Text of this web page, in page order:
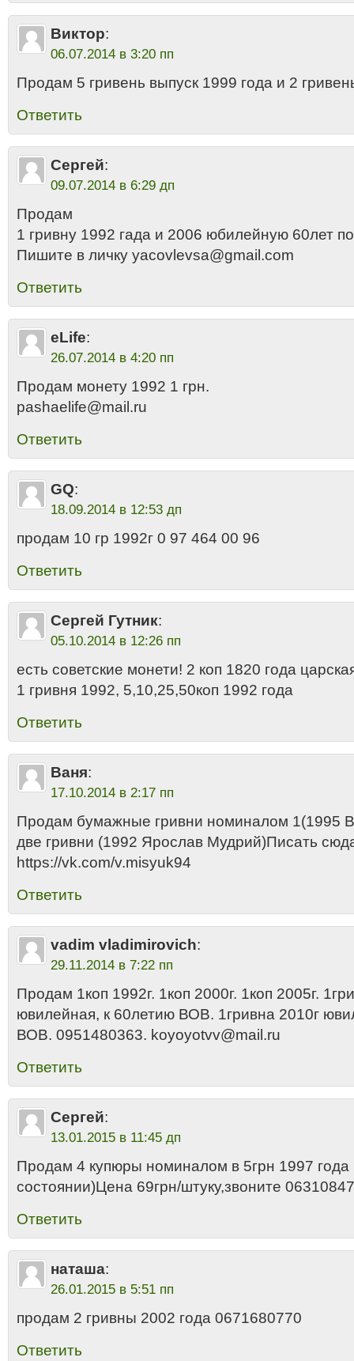
Виктор:
06.07.2014 в 3:20 пп
Продам 5 гривень выпуск 1999 года и 2
Ответить
Сергей:
09.07.2014 в 6:29 дп
Продам
1 гривну 1992 гада и 2006 юбилейную 60лет
Пишите в личку yacovlevsa@gmail.com
Ответить
eLife:
26.07.2014 в 4:20 пп
Продам монету 1992 1 грн.
pashaelife@mail.ru
Ответить
GQ:
18.09.2014 в 12:53 дп
продам 10 гр 1992г 0 97 464 00 96
Ответить
Сергей Гутник:
05.10.2014 в 12:26 пп
есть советские монети! 2 коп 1820 года
1 гривня 1992, 5,10,25,50коп 1992 года
Ответить
Ваня:
17.10.2014 в 2:17 пп
Продам бумажные гривни номиналом 1(1995
две гривни (1992 Ярослав Мудрий)Писать
https://vk.com/v.misyuk94
Ответить
vadim vladimirovich:
29.11.2014 в 7:22 пп
Продам 1коп 1992г. 1коп 2000г. 1коп 2005г.
ювилейная, к 60летию ВОВ. 1гривна 2010г
ВОВ. 0951480363. koyoyotvv@mail.ru
Ответить
Сергей:
13.01.2015 в 11:45 дп
Продам 4 купюры номиналом в 5грн 1997 года
состоянии)Цена 69грн/штуку,звоните
Ответить
наташа:
26.01.2015 в 5:51 пп
продам 2 гривны 2002 года 0671680770
Ответить